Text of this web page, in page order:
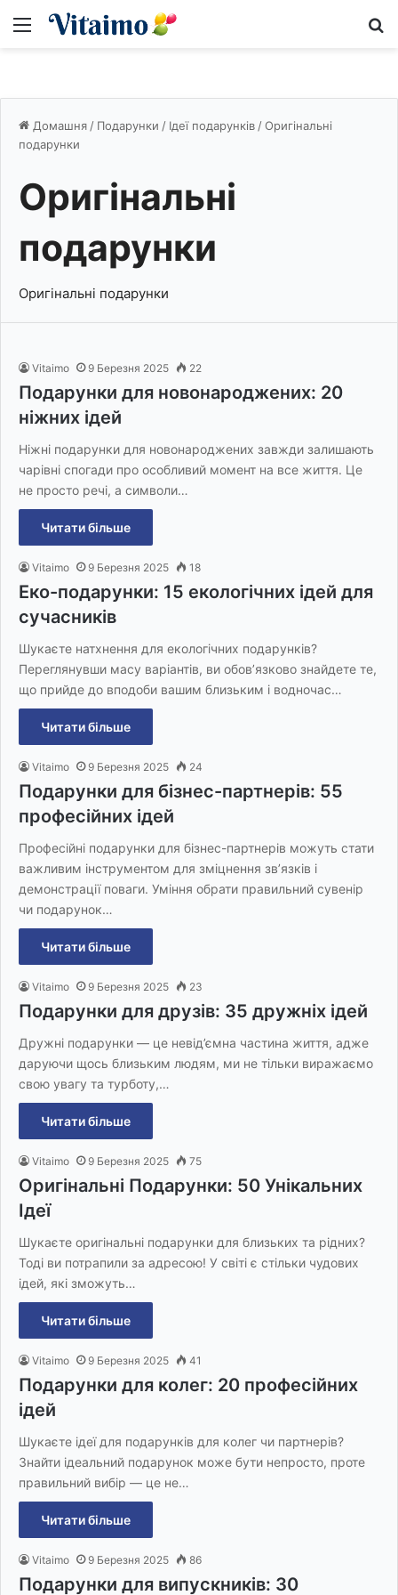
Меню
Домашня / Подарунки / Ідеї подарунків /Оригінальні
подарунки
Оригінальні
подарунки
Оригінальні подарунки
Vitaimo 9 Березня 2025 22
Подарунки для новонароджених: 20
ніжних ідей
Ніжні подарунки для новонароджених завжди залишають
чарівні спогади про особливий момент на все життя. Це
не просто речі, а символи…
Читати більше
Vitaimo 9 Березня 2025 18
Еко-подарунки: 15 екологічних ідей для
сучасників
Шукаєте натхнення для екологічних подарунків?
Переглянувши масу варіантів, ви обов’язково знайдете те,
що прийде до вподоби вашим близьким і водночас…
Читати більше
Vitaimo 9 Березня 2025 24
Подарунки для бізнес-партнерів: 55
професійних ідей
Професійні подарунки для бізнес-партнерів можуть стати
важливим інструментом для зміцнення зв’язків і
демонстрації поваги. Уміння обрати правильний сувенір
чи подарунок…
Читати більше
Vitaimo 9 Березня 2025 23
Подарунки для друзів: 35 дружніх ідей
Дружні подарунки — це невід’ємна частина життя, адже
даруючи щось близьким людям, ми не тільки виражаємо
свою увагу та турботу,…
Читати більше
Vitaimo 9 Березня 2025 75
Оригінальні Подарунки: 50 Унікальних
Ідеї
Шукаєте оригінальні подарунки для близьких та рідних?
Тоді ви потрапили за адресою! У світі є стільки чудових
ідей, які зможуть…
Читати більше
Vitaimo 9 Березня 2025 41
Подарунки для колег: 20 професійних
ідей
Шукаєте ідеї для подарунків для колег чи партнерів?
Знайти ідеальний подарунок може бути непросто, проте
правильний вибір — це не…
Читати більше
Vitaimo 9 Березня 2025 86
Подарунки для випускників: 30